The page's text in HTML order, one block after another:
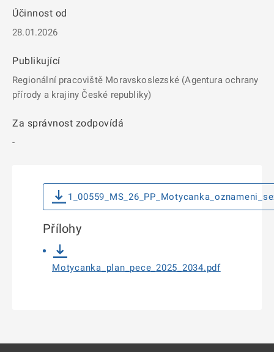
Účinnost od
28.01.2026
Publikující
Regionální pracoviště Moravskoslezské (Agentura ochrany
přírody a krajiny České republiky)
Za správnost zodpovídá
-
Přílohy
Motycanka_plan_pece_2025_2034.pdf